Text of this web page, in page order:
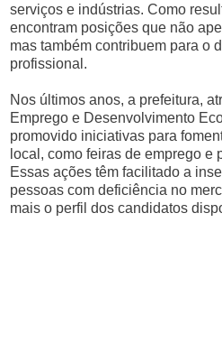
serviços e indústrias. Como
encontram posições que não
mas também contribuem para o
profissional.
Nos últimos anos, a prefeitura,
Emprego e Desenvolvimento
promovido iniciativas para
local, como feiras de emprego e
Essas ações têm facilitado a
pessoas com deficiência no
mais o perfil dos candidatos